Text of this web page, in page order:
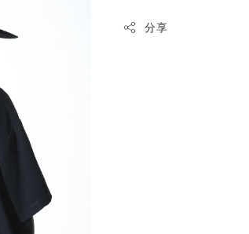
分享